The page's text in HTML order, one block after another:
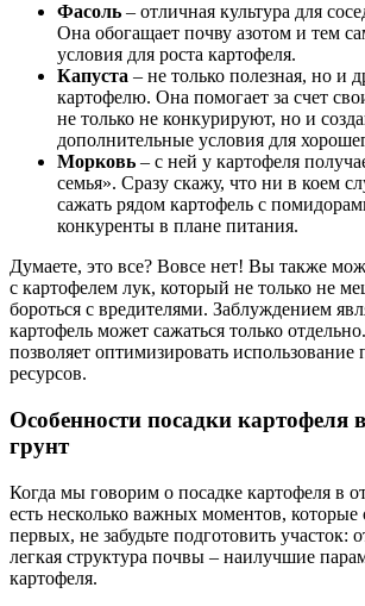
Фасоль – отличная культура для
Она обогащает почву азотом и тем
условия для роста картофеля.
Капуста – не только полезная, но и
картофелю. Она помогает за счет
не только не конкурируют, но и
дополнительные условия для
Морковь – с ней у картофеля
семья». Сразу скажу, что ни в коем
сажать рядом картофель с
конкуренты в плане питания.
Думаете, это все? Вовсе нет! Вы также
с картофелем лук, который не только не
бороться с вредителями. Заблуждением
картофель может сажаться только
позволяет оптимизировать использование
ресурсов.
Особенности посадки картофеля
грунт
Когда мы говорим о посадке картофеля в
есть несколько важных моментов, которые
первых, не забудьте подготовить участок:
легкая структура почвы – наилучшие
картофеля.